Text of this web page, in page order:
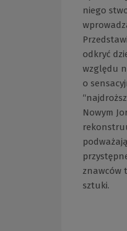
niego
odkryć
względu
o
Nowym
znawców
sztuki.